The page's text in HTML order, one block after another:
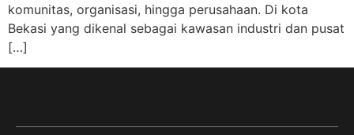
komunitas, organisasi, hingga perusahaan. Di kota
Bekasi yang dikenal sebagai kawasan industri dan pusat
[…]